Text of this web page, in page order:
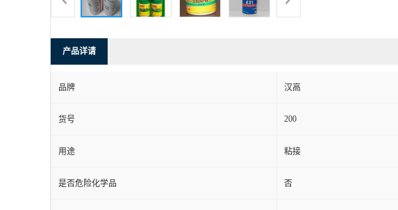
产品详请
品牌 汉高
货号 200
用途 粘接
是否危险化学品 否